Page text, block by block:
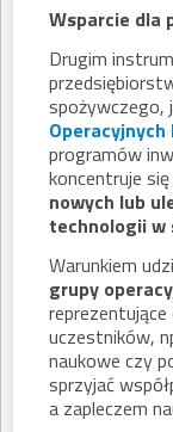
Wsparcie dla
Drugim
spożywczego,
Operacyjnych
programów
koncentruje
nowych lub
technologii w
Warunkiem
grupy
uczestników,
naukowe czy
sprzyjać
a zapleczem